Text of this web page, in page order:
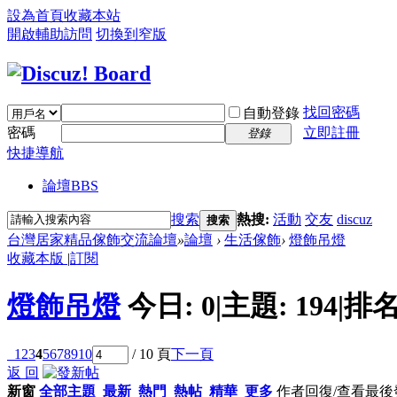
設為首頁收藏本站
開啟輔助訪問 切換到窄版
自動登錄 找回密碼
密碼
登錄
立即註冊
快捷導航
論壇BBS
搜索 搜索 熱搜: 活動 交友 discuz
台灣居家精品傢飾交流論壇»論壇 › 生活傢飾› 燈飾吊燈
收藏本版 |訂閱
燈飾吊燈 今日: 0|主題: 194|排
1 2345678910 / 10 頁下一頁
返 回
新窗 全部主題 最新 熱門 熱帖 精華 更多 作者回復/查看最後